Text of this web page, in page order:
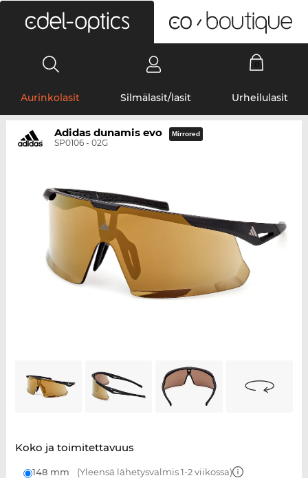
Aurinkolasit Silmälasit/lasit Urheilulasit
Adidas dunamis evo
SP0106 - 02G
Mirrored
Koko ja toimitettavuus
148 mm (Yleensä lähetysvalmis 1-2 viikossa)